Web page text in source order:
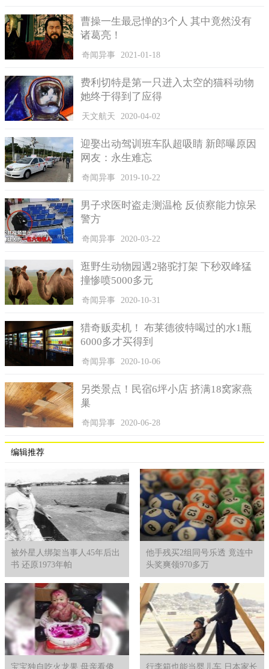
曹操一生最忌惮的3个人 其中竟然没有
诸葛亮！
奇闻异事 2021-01-18
费利切特是第一只进入太空的猫科动物
她终于得到了应得
天文航天 2020-04-02
迎娶出动驾训班车队超吸睛 新郎曝原因
网友：永生难忘
奇闻异事 2019-10-22
男子求医时盗走测温枪 反侦察能力惊呆
警方
奇闻异事 2020-03-22
逛野生动物园遇2骆驼打架 下秒双峰猛
撞惨喷5000多元
奇闻异事 2020-10-31
猎奇贩卖机！ 布莱德彼特喝过的水1瓶
6000多才买得到
奇闻异事 2020-10-06
另类景点！民宿6坪小店 挤满18窝家燕
巢
奇闻异事 2020-06-28
编辑推荐
被外星人绑架当事人45年后出
书 还原1973年帕
他手残买2组同号乐透 竟连中
头奖爽领970多万
宝宝独自吃火龙果 母亲看傻 行李箱也能当婴儿车 日本家长